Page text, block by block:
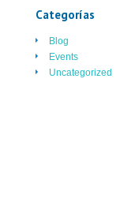
Categorías
Blog
Events
Uncategorized